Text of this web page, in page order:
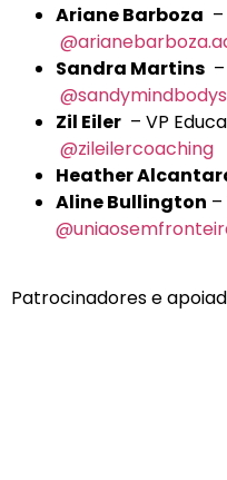
Ariane Barboza
Sandra Martins
Zil Eiler – VP
@zileilercoaching
Heather
Aline Bullington
Patrocinadores e